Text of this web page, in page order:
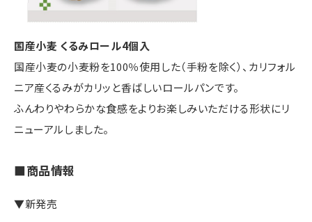
国産小麦 くるみロール4個入
国産小麦の小麦粉を100％使用した（手粉を除く）、カリフォル
ニア産くるみがカリッと香ばしいロールパンです。
ふんわりやわらかな食感をよりお楽しみいただける形状にリ
ニューアルしました。
■商品情報
▼新発売